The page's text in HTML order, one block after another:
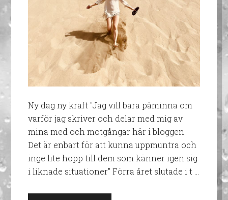
Ny dag ny kraft "Jag vill bara påminna om
varför jag skriver och delar med mig av
mina med och motgångar här i bloggen.
Det är enbart för att kunna uppmuntra och
inge lite hopp till dem som känner igen sig
i liknade situationer" Förra året slutade i t …